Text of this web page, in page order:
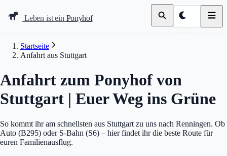
Leben ist ein Ponyhof
Startseite
Anfahrt aus Stuttgart
Anfahrt zum Ponyhof von
Stuttgart | Euer Weg ins Grüne
So kommt ihr am schnellsten aus Stuttgart zu uns nach Renningen. Ob
Auto (B295) oder S-Bahn (S6) – hier findet ihr die beste Route für
euren Familienausflug.